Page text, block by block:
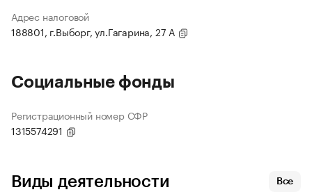
Адрес налоговой
188801, г.Выборг, ул.Гагарина, 27 А
Социальные фонды
Регистрационный номер СФР
1315574291
Виды деятельности Все